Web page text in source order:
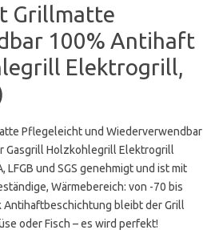
Grillmatte
100% Antihaft
Elektrogrill,
Pflegeleicht und Wiederverwendbar
Gasgrill Holzkohlegrill Elektrogrill
LFGB und SGS genehmigt und ist mit
Wärmebereich: von -70 bis
bleibt der Grill
oder Fisch – es wird perfekt!